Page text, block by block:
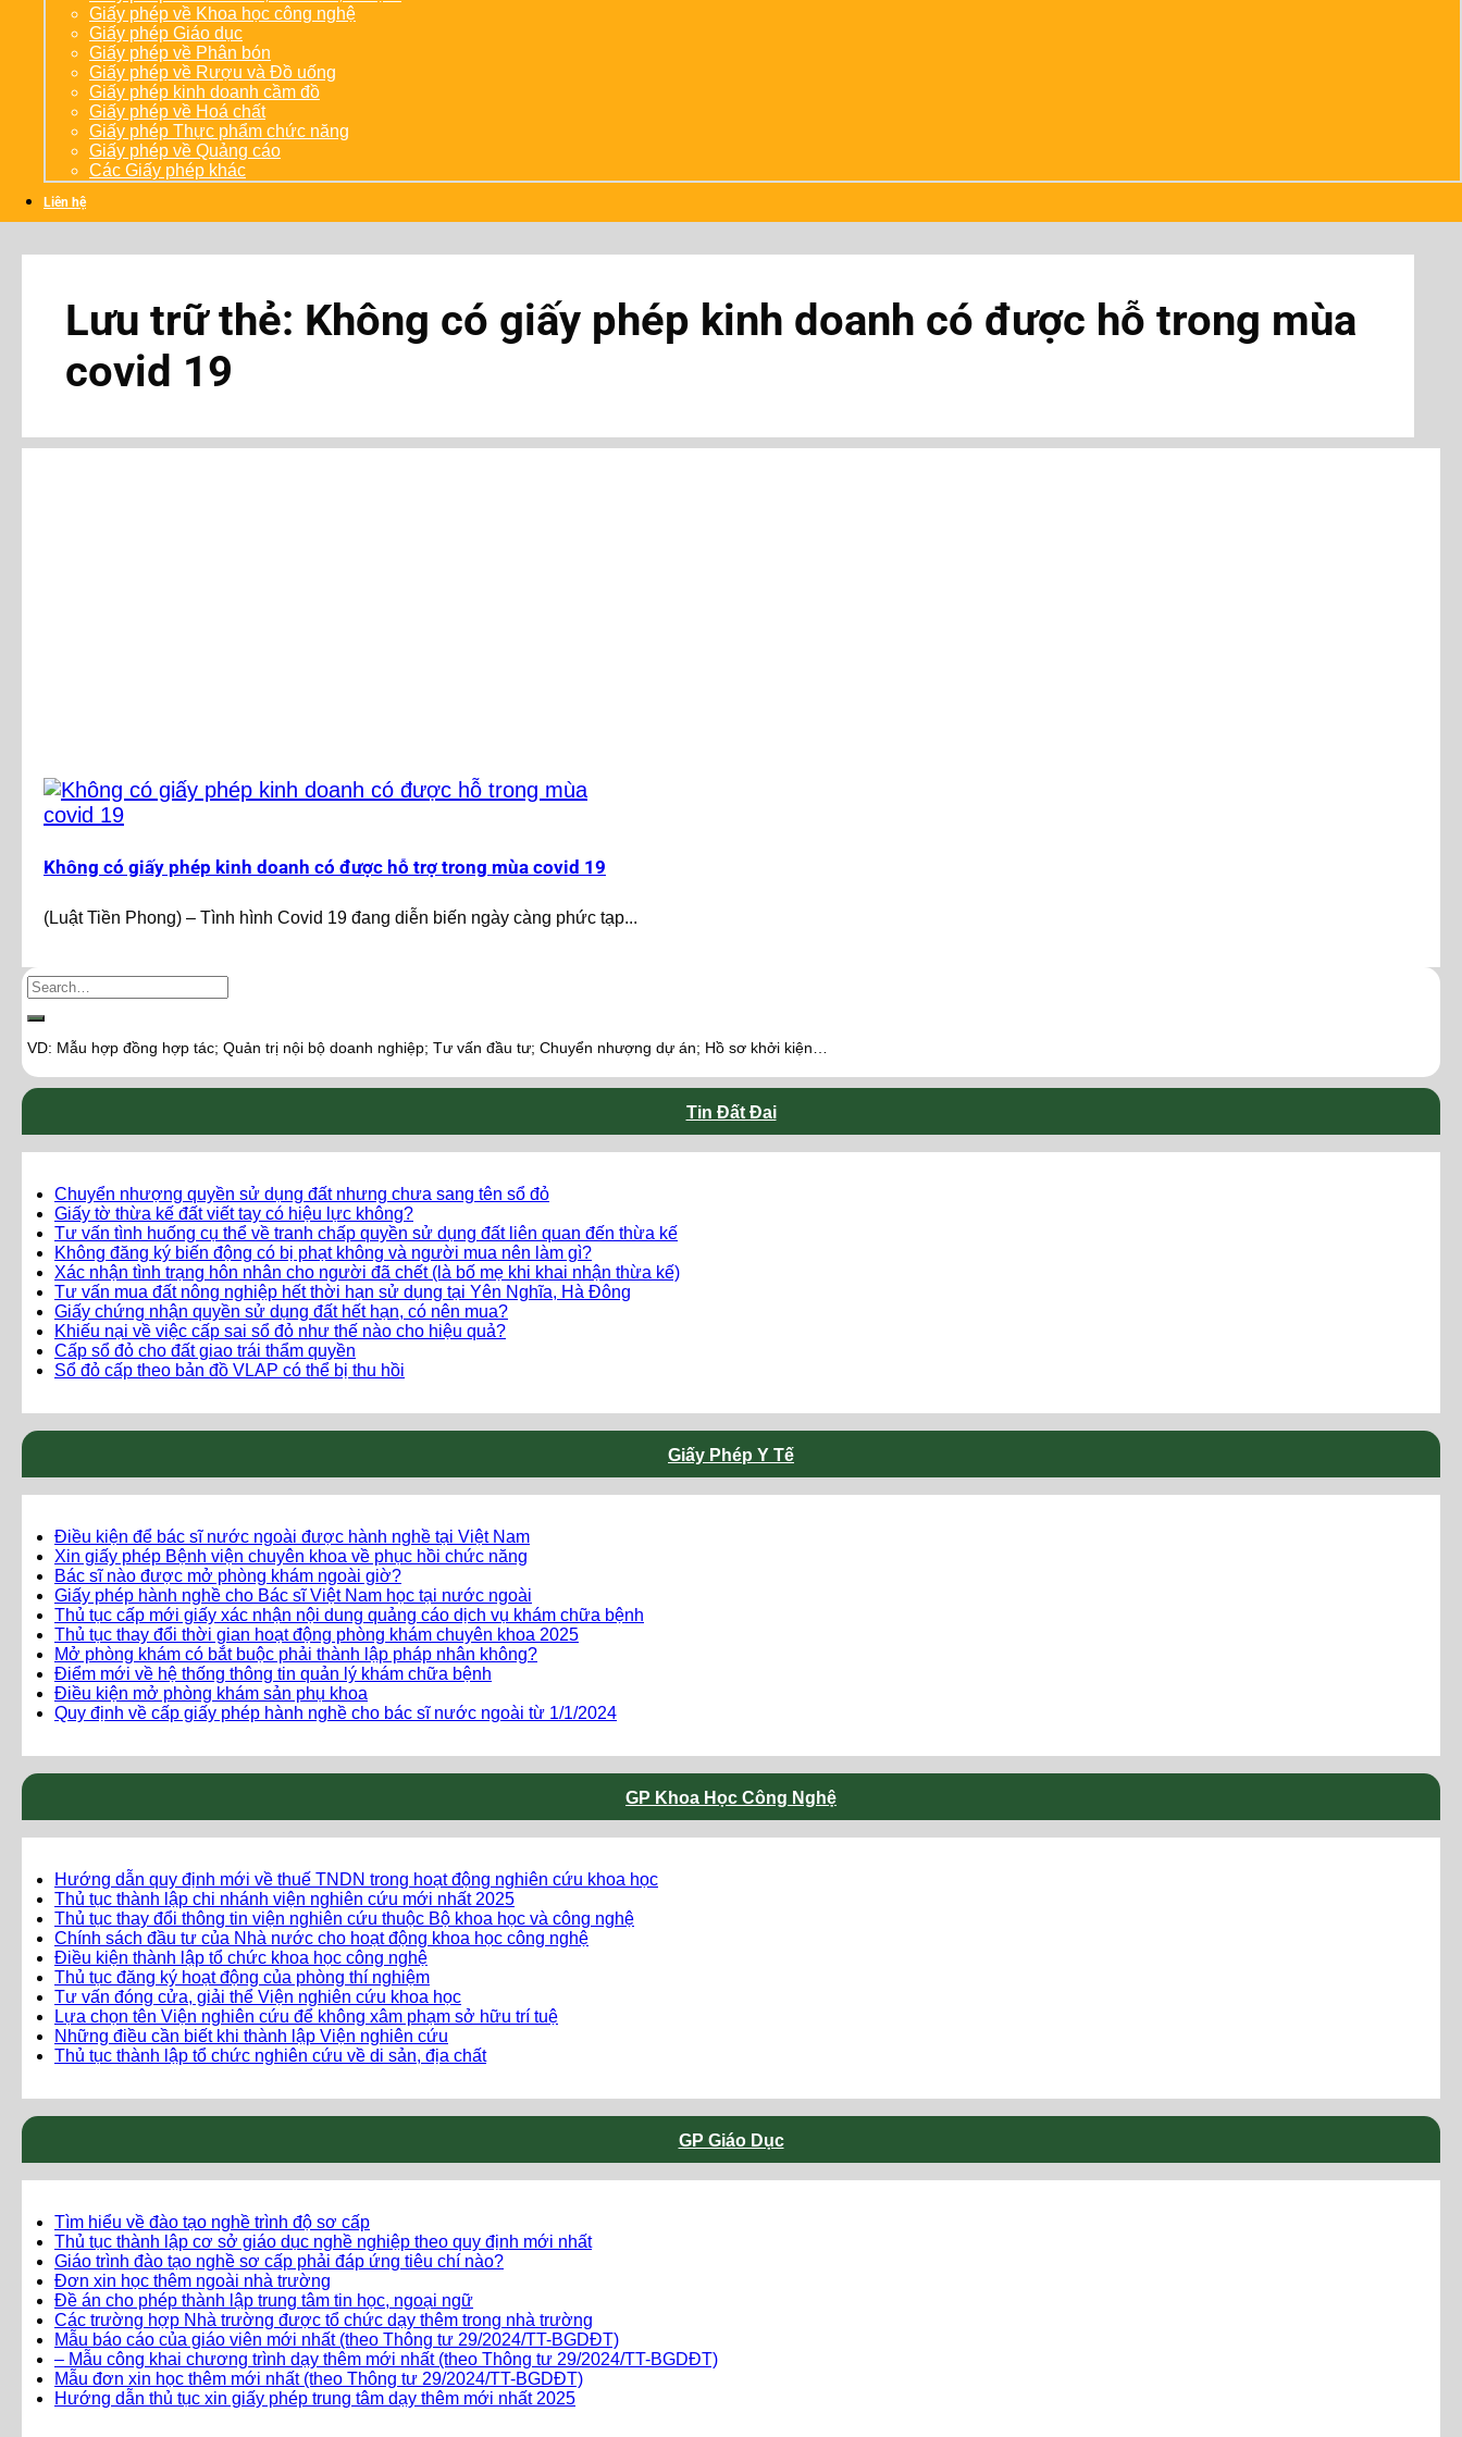
Giấy phép về Khoa học công nghệ
Giấy phép Giáo dục
Giấy phép về Phân bón
Giấy phép về Rượu và Đồ uống
Giấy phép kinh doanh cầm đồ
Giấy phép về Hoá chất
Giấy phép Thực phẩm chức năng
Giấy phép về Quảng cáo
Các Giấy phép khác
Liên hệ
Lưu trữ thẻ: Không có giấy phép kinh doanh có được hỗ trong mùa
covid 19
Không có giấy phép kinh doanh có được hỗ trợ trong mùa covid 19
(Luật Tiền Phong) – Tình hình Covid 19 đang diễn biến ngày càng phức tạp...
VD: Mẫu hợp đồng hợp tác; Quản trị nội bộ doanh nghiệp; Tư vấn đầu tư; Chuyển nhượng dự án; Hồ sơ khởi kiện…
Tin Đất Đai
Chuyển nhượng quyền sử dụng đất nhưng chưa sang tên sổ đỏ
Giấy tờ thừa kế đất viết tay có hiệu lực không?
Tư vấn tình huống cụ thể về tranh chấp quyền sử dụng đất liên quan đến thừa kế
Không đăng ký biến động có bị phạt không và người mua nên làm gì?
Xác nhận tình trạng hôn nhân cho người đã chết (là bố mẹ khi khai nhận thừa kế)
Tư vấn mua đất nông nghiệp hết thời hạn sử dụng tại Yên Nghĩa, Hà Đông
Giấy chứng nhận quyền sử dụng đất hết hạn, có nên mua?
Khiếu nại về việc cấp sai sổ đỏ như thế nào cho hiệu quả?
Cấp sổ đỏ cho đất giao trái thẩm quyền
Sổ đỏ cấp theo bản đồ VLAP có thể bị thu hồi
Giấy Phép Y Tế
Điều kiện để bác sĩ nước ngoài được hành nghề tại Việt Nam
Xin giấy phép Bệnh viện chuyên khoa về phục hồi chức năng
Bác sĩ nào được mở phòng khám ngoài giờ?
Giấy phép hành nghề cho Bác sĩ Việt Nam học tại nước ngoài
Thủ tục cấp mới giấy xác nhận nội dung quảng cáo dịch vụ khám chữa bệnh
Thủ tục thay đổi thời gian hoạt động phòng khám chuyên khoa 2025
Mở phòng khám có bắt buộc phải thành lập pháp nhân không?
Điểm mới về hệ thống thông tin quản lý khám chữa bệnh
Điều kiện mở phòng khám sản phụ khoa
Quy định về cấp giấy phép hành nghề cho bác sĩ nước ngoài từ 1/1/2024
GP Khoa Học Công Nghệ
Hướng dẫn quy định mới về thuế TNDN trong hoạt động nghiên cứu khoa học
Thủ tục thành lập chi nhánh viện nghiên cứu mới nhất 2025
Thủ tục thay đổi thông tin viện nghiên cứu thuộc Bộ khoa học và công nghệ
Chính sách đầu tư của Nhà nước cho hoạt động khoa học công nghệ
Điều kiện thành lập tổ chức khoa học công nghệ
Thủ tục đăng ký hoạt động của phòng thí nghiệm
Tư vấn đóng cửa, giải thể Viện nghiên cứu khoa học
Lựa chọn tên Viện nghiên cứu để không xâm phạm sở hữu trí tuệ
Những điều cần biết khi thành lập Viện nghiên cứu
Thủ tục thành lập tổ chức nghiên cứu về di sản, địa chất
GP Giáo Dục
Tìm hiểu về đào tạo nghề trình độ sơ cấp
Thủ tục thành lập cơ sở giáo dục nghề nghiệp theo quy định mới nhất
Giáo trình đào tạo nghề sơ cấp phải đáp ứng tiêu chí nào?
Đơn xin học thêm ngoài nhà trường
Đề án cho phép thành lập trung tâm tin học, ngoại ngữ
Các trường hợp Nhà trường được tổ chức dạy thêm trong nhà trường
Mẫu báo cáo của giáo viên mới nhất (theo Thông tư 29/2024/TT-BGDĐT)
– Mẫu công khai chương trình dạy thêm mới nhất (theo Thông tư 29/2024/TT-BGDĐT)
Mẫu đơn xin học thêm mới nhất (theo Thông tư 29/2024/TT-BGDĐT)
Hướng dẫn thủ tục xin giấy phép trung tâm dạy thêm mới nhất 2025